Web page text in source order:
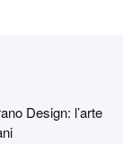
Design: l’arte